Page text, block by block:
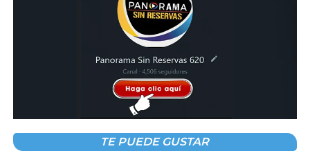
Durante el taller participaron Luis Aranda Escobar, Oficial
de Política Pública Territorial de World Vision México, y
José Arturo Gómez Ascencio, coordinador de Protección
Civil de Centro, quienes compartieron herramientas y
protocolos para mejorar la respuesta institucional ante
contextos de ayuda humanitaria.
TE PUEDE GUSTAR